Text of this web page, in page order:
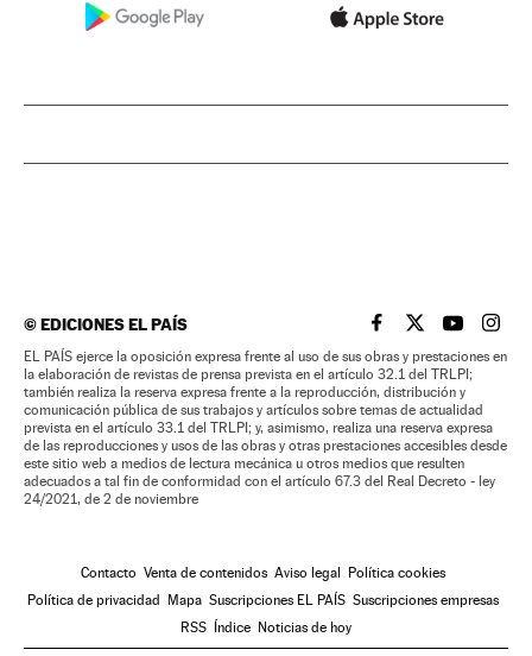
©EDICIONES EL PAÍS EL PAÍS BRASIL EN
EL PAÍSEL PAÍS
EL
EL PAÍS ejerce la oposición expresa frente al uso de sus obras y prestaciones en
la elaboración de revistas de prensa prevista en el artículo 32.1 del TRLPI;
también realiza la reserva expresa frente a la reproducción, distribución y
comunicación pública de sus trabajos y artículos sobre temas de actualidad
prevista en el artículo 33.1 del TRLPI; y, asimismo, realiza una reserva expresa
de las reproducciones y usos de las obras y otras prestaciones accesibles desde
este sitio web a medios de lectura mecánica u otros medios que resulten
adecuados a tal fin de conformidad con el artículo 67.3 del Real Decreto - ley
24/2021, de 2 de noviembre
Contacto Venta de contenidos Aviso legal Política cookies
Política de privacidad Mapa Suscripciones EL PAÍS Suscripciones empresas
RSS Índice Noticias de hoy